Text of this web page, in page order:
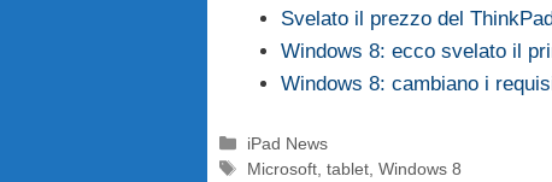
Svelato il prezzo del
Windows 8: ecco svelato il
Windows 8: cambiano i
Categorie
iPad News
Tag
Microsoft ,tablet ,Windows 8